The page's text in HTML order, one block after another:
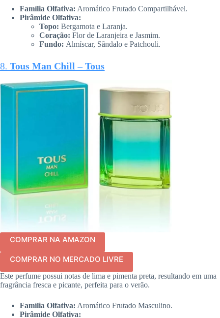
Família Olfativa: Aromático Frutado Compartilhável.
Pirâmide Olfativa:
Topo: Bergamota e Laranja.
Coração: Flor de Laranjeira e Jasmim.
Fundo: Almíscar, Sândalo e Patchouli.
8. Tous Man Chill – Tous
COMPRAR NA AMAZON
COMPRAR NO MERCADO LIVRE
Este perfume possui notas de lima e pimenta preta, resultando em uma
fragrância fresca e picante, perfeita para o verão.
Família Olfativa: Aromático Frutado Masculino.
Pirâmide Olfativa: